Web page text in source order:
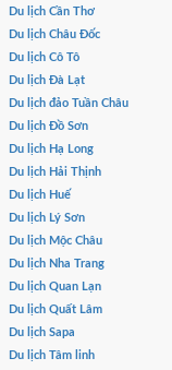
Du lịch Cần Thơ
Du lịch Châu Đốc
Du lịch Cô Tô
Du lịch Đà Lạt
Du lịch đảo Tuần Châu
Du lịch Đồ Sơn
Du lịch Hạ Long
Du lịch Hải Thịnh
Du lịch Huế
Du lịch Lý Sơn
Du lịch Mộc Châu
Du lịch Nha Trang
Du lịch Quan Lạn
Du lịch Quất Lâm
Du lịch Sapa
Du lịch Tâm linh